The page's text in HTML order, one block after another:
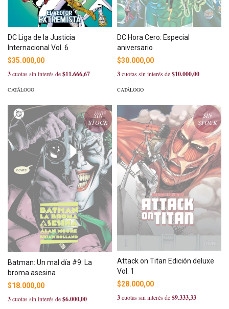
DC Liga de la Justicia
Internacional Vol. 6
$35.000,00
3cuotas sin interés de$11.666,67
CATÁLOGO
DC Hora Cero: Especial
aniversario
$30.000,00
3cuotas sin interés de$10.000,00
CATÁLOGO
SIN
STOCK
Batman: Un mal día #9: La
broma asesina
$18.000,00
3cuotas sin interés de$6.000,00
SIN
STOCK
Attack on Titan Edición deluxe
Vol. 1
$28.000,00
3cuotas sin interés de$9.333,33